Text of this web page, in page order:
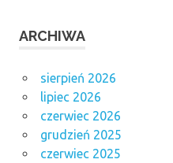
ARCHIWA
sierpień 2026
lipiec 2026
czerwiec 2026
grudzień 2025
czerwiec 2025